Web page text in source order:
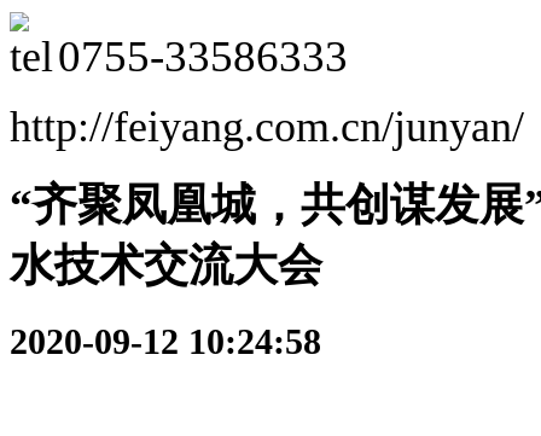
0755-33586333
http://feiyang.com.cn/junyan/
“齐聚凤凰城，共创谋发
水技术交流大会
2020-09-12 10:24:58